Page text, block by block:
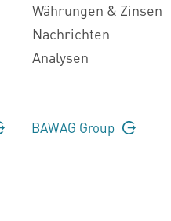
Währungen & Zinsen
Nachrichten
Analysen
BAWAG Group